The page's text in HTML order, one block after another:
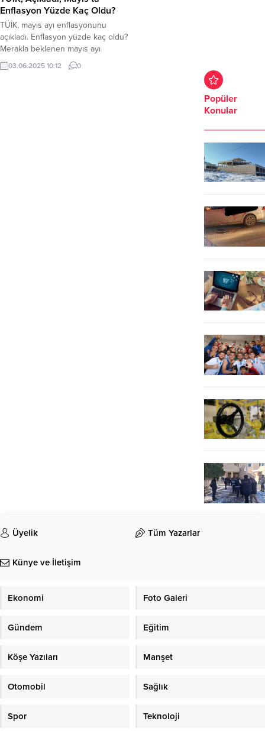
Enflasyon Yüzde Kaç Oldu?
TÜİK, mayıs ayı enflasyonunu
açıkladı. Enflasyon yüzde kaç oldu?
Merakla beklenen mayıs ayı
enflasyonu yüzde 1.53 oldu.
Türkiye İstatistik Kurumu (TÜİK)
03.06.2025 10:12 0
Popüler
Konular
Üyelik Tüm Yazarlar
Künye ve İletişim
Ekonomi Foto Galeri
Gündem Eğitim
Köşe Yazıları Manşet
Otomobil Sağlık
Spor Teknoloji